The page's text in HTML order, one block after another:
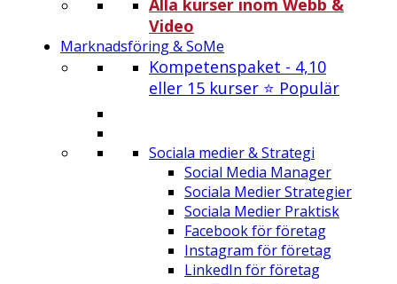
Alla kurser inom Webb &
Video
Marknadsföring & SoMe
Kompetenspaket - 4,10
eller 15 kurser ⭐ Populär
Sociala medier & Strategi
Social Media Manager
Sociala Medier Strategier
Sociala Medier Praktisk
Facebook för företag
Instagram för företag
LinkedIn för företag